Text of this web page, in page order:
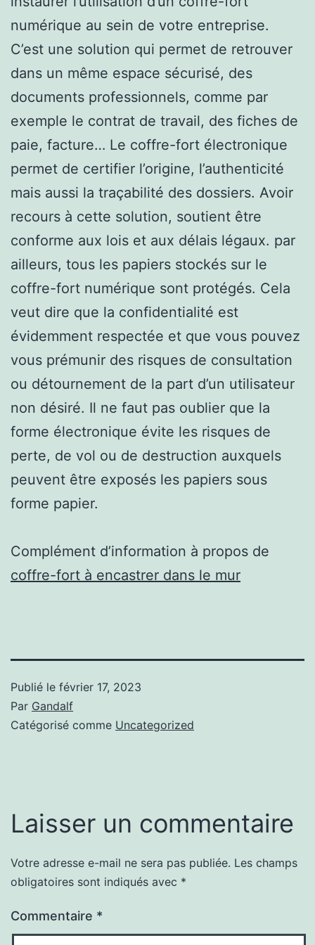
numérique au sein de votre entreprise.
C’est une solution qui permet de retrouver
dans un même espace sécurisé, des
documents professionnels, comme par
exemple le contrat de travail, des fiches de
paie, facture… Le coffre-fort électronique
permet de certifier l’origine, l’authenticité
mais aussi la traçabilité des dossiers. Avoir
recours à cette solution, soutient être
conforme aux lois et aux délais légaux. par
ailleurs, tous les papiers stockés sur le
coffre-fort numérique sont protégés. Cela
veut dire que la confidentialité est
évidemment respectée et que vous pouvez
vous prémunir des risques de consultation
ou détournement de la part d’un utilisateur
non désiré. Il ne faut pas oublier que la
forme électronique évite les risques de
perte, de vol ou de destruction auxquels
peuvent être exposés les papiers sous
forme papier.
Complément d’information à propos de
coffre-fort à encastrer dans le mur
Publié le février 17, 2023
Par Gandalf
Catégorisé comme Uncategorized
Laisser un commentaire
Votre adresse e-mail ne sera pas publiée. Les champs
obligatoires sont indiqués avec *
Commentaire *